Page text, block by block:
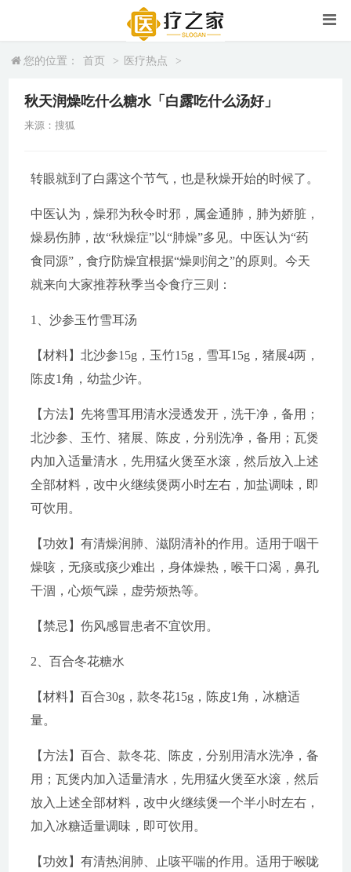
您的位置： 首页 > 医疗热点 >
秋天润燥吃什么糖水「白露吃什么汤好」
来源：搜狐
转眼就到了白露这个节气，也是秋燥开始的时候了。
中医认为，燥邪为秋令时邪，属金通肺，肺为娇脏，
燥易伤肺，故“秋燥症”以“肺燥”多见。中医认为“药
食同源”，食疗防燥宜根据“燥则润之”的原则。今天
就来向大家推荐秋季当令食疗三则：
1、沙参玉竹雪耳汤
【材料】北沙参15g，玉竹15g，雪耳15g，猪展4两，
陈皮1角，幼盐少许。
【方法】先将雪耳用清水浸透发开，洗干净，备用；
北沙参、玉竹、猪展、陈皮，分别洗净，备用；瓦煲
内加入适量清水，先用猛火煲至水滚，然后放入上述
全部材料，改中火继续煲两小时左右，加盐调味，即
可饮用。
【功效】有清燥润肺、滋阴清补的作用。适用于咽干
燥咳，无痰或痰少难出，身体燥热，喉干口渴，鼻孔
干涸，心烦气躁，虚劳烦热等。
【禁忌】伤风感冒患者不宜饮用。
2、百合冬花糖水
【材料】百合30g，款冬花15g，陈皮1角，冰糖适
量。
【方法】百合、款冬花、陈皮，分别用清水洗净，备
用；瓦煲内加入适量清水，先用猛火煲至水滚，然后
放入上述全部材料，改中火继续煲一个半小时左右，
加入冰糖适量调味，即可饮用。
【功效】有清热润肺、止咳平喘的作用。适用于喉咙